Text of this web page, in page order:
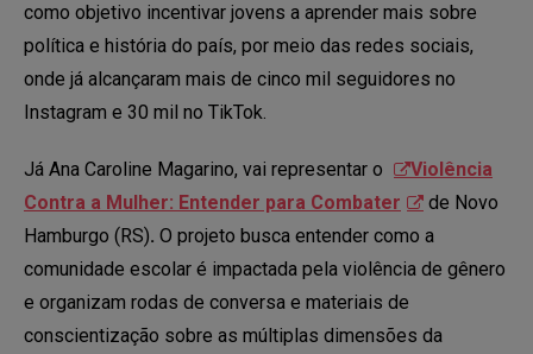
como objetivo incentivar jovens a aprender mais sobre
política e história do país, por meio das redes sociais,
onde já alcançaram mais de cinco mil seguidores no
Instagram e 30 mil no TikTok.
Já Ana Caroline Magarino, vai representar o
Violência
Contra a Mulher: Entender para Combater
de Novo
Hamburgo (RS). O projeto busca entender como a
comunidade escolar é impactada pela violência de gênero
e organizam rodas de conversa e materiais de
conscientização sobre as múltiplas dimensões da